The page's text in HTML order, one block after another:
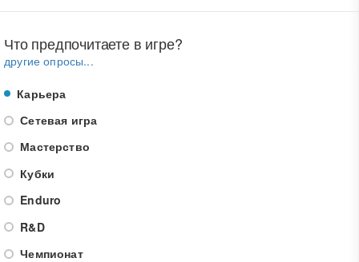
Что предпочитаете в игре?
другие опросы...
Карьера
Сетевая игра
Мастерство
Кубки
Enduro
R&D
Чемпионат